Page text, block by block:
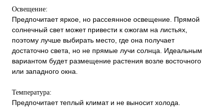
Освещение:
Предпочитает яркое, но рассеянное освещение. Прямой
солнечный свет может привести к ожогам на листьях,
поэтому лучше выбирать место, где она получает
достаточно света, но не прямые лучи солнца. Идеальным
вариантом будет размещение растения возле восточного
или западного окна.
Температура:
Предпочитает теплый климат и не выносит холода.